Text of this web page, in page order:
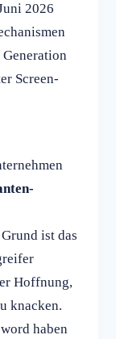
2026
Screen-
ist das
Hoffnung,
knacken.
haben